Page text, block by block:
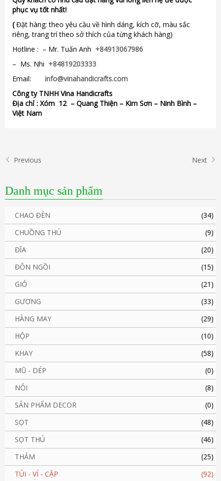
phục vụ tốt nhất!
(Đặt hàng: theo yêu cầu về hình dáng, kích cỡ, màu sắc
riêng, trang trí theo sở thích của từng khách hàng)
Hotline : – Mr. Tuấn Anh +84913067986
– Ms. Nhi +84819203333
Email: info@vinahandicrafts.com
Công ty TNHH Vina Handicrafts
Địa chỉ : Xóm 12– Quang Thiện – Kim Sơn – Ninh Bình –
Việt Nam
Previous Next
Danh mục sản phẩm
CHAO ĐÈN
(34)
CHUỒNG THÚ
(9)
ĐĨA
(20)
ĐÔN NGỒI
(15)
GIỎ
(21)
GƯƠNG
(33)
HÀNG MAY
(29)
HỘP
(10)
KHAY
(58)
MŨ - DÉP
(0)
NÔI
(8)
SẢN PHẨM DECOR
(0)
SỌT
(48)
SỌT THÚ
(46)
THẢM
(25)
TÚI - VÍ - CẶP
(92)